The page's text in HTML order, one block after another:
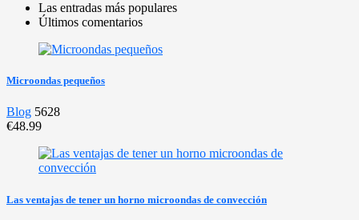
Las entradas más populares
Últimos comentarios
Microondas pequeños
Blog 5628
€48.99
Las ventajas de tener un horno microondas de convección